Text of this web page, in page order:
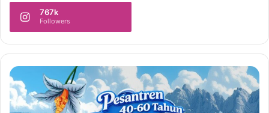
767k
Followers